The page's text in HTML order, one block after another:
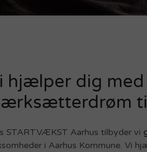
hjælper dig
STARTVÆKST Aarhus tilbyder vi
i Aarhus Kommune. Vi